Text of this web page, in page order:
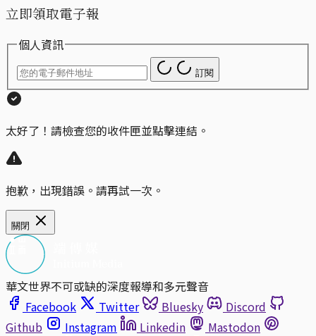
立即領取電子報
個人資訊
訂閱
太好了！請檢查您的收件匣並點擊連結。
抱歉，出現錯誤。請再試一次。
關閉
華文世界不可或缺的深度報導和多元聲音
Facebook
Twitter Bluesky
Discord
Github
Instagram Linkedin
Mastodon